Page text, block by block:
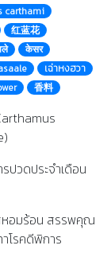
carthami
红蓝花
केसर
เฉ่าหงฮวา
香料
ปวดประจำเดือน
หอมร้อน สรรพคุณ
โรคดีพิการ